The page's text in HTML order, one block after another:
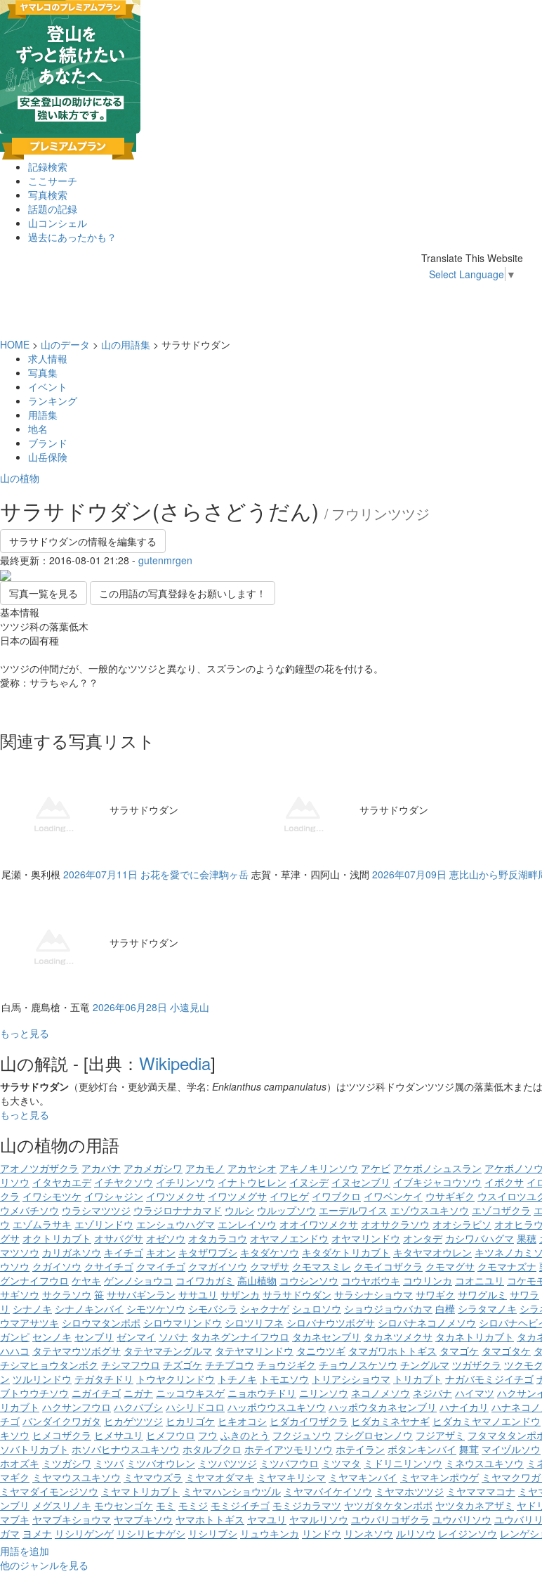
記録検索
ここサーチ
写真検索
話題の記録
山コンシェル
過去にあったかも？
Translate This Website
Select Language ▼
HOME > 山のデータ > 山の用語集 > サラサドウダン
求人情報
写真集
イベント
ランキング
用語集
地名
ブランド
山岳保険
山の植物
サラサドウダン(さらさどうだん) / フウリンツツジ
サラサドウダンの情報を編集する
最終更新：2016-08-01 21:28 - gutenmrgen
写真一覧を見る
この用語の写真登録をお願いします！
基本情報
ツツジ科の落葉低木
日本の固有種
ツツジの仲間だが、一般的なツツジと異なり、スズランのような釣鐘型の花を付ける。
愛称：サラちゃん？？
関連する写真リスト
サラサドウダン
尾瀬・奥利根 2026年07月11日 お花を愛でに会津駒ヶ岳
サラサドウダン
志賀・草津・四阿山・浅間 2026年07月09日 恵比山から野反湖畔
サラサドウダン
白馬・鹿島槍・五竜 2026年06月28日 小遠見山
もっと見る
山の解説 - [出典： Wikipedia]
サラサドウダン （更紗灯台・更紗満天星、学名: Enkianthus campanulatus）はツツジ科ドウダンツツジ属の落葉低木また
も大きい。
もっと見る
山の植物の用語
アオノツガザクラ アカバナ アカメガシワ アカモノ アカヤシオ アキノキリンソウ アケビ アケボノシュスラン アケボノソウ
リソウ イタヤカエデ イチヤクソウ イチリンソウ イナトウヒレン イヌシデ イヌセンブリ イブキジャコウソウ イボクサ イ
クラ イワシモツケ イワシャジン イワツメクサ イワツメグサ イワヒゲ イワブクロ イワベンケイ ウサギギク ウスイロツユ
ウメバチソウ ウラシマツツジ ウラジロナナカマド ウルシ ウルップソウ エーデルワイス エゾウスユキソウ エゾコザクラ
ウ エゾムラサキ エゾリンドウ エンシュウハグマ エンレイソウ オオイワツメクサ オオサクラソウ オオシラビソ オオヒラ
グサ オクトリカブト オサバグサ オゼソウ オタカラコウ オヤマノエンドウ オヤマリンドウ オンタデ カシワバハグマ 果穂
マツソウ カリガネソウ キイチゴ キオン キタザワブシ キタダケソウ キタダケトリカブト キタヤマオウレン キツネノカミ
ウソウ クガイソウ クサイチゴ クマイチゴ クマガイソウ クマザサ クモマスミレ クモイコザクラ クモマグサ クモマナズナ
グンナイフウロ ケヤキ ゲンノショウコ コイワカガミ 高山植物 コウシンソウ コウヤボウキ コウリンカ コオニユリ コケモ
サギソウ サクラソウ 笹 ササバギンラン ササユリ サザンカ サラサドウダン サラシナショウマ サワギク サワグルミ サワラ
リ シナノキ シナノキンバイ シモツケソウ シモバシラ シャクナゲ シュロソウ ショウジョウバカマ 白樺 シラタマノキ シラ
ウマアサツキ シロウマタンポポ シロウマリンドウ シロツリフネ シロバナウツボグサ シロバナネコノメソウ シロバナヘビ
ガンピ センノキ センブリ ゼンマイ ソバナ タカネグンナイフウロ タカネセンブリ タカネツメクサ タカネトリカブト タカ
ハハコ タテヤマウツボグサ タテヤマチングルマ タテヤマリンドウ タニウツギ タマガワホトトギス タマゴケ タマゴタケ
チシマヒョウタンボク チシマフウロ チズゴケ チチブコウ チョウジギク チョウノスケソウ チングルマ ツガザクラ ツクモ
ン ツルリンドウ テガタチドリ トウヤクリンドウ トチノキ トモエソウ トリアシショウマ トリカブト ナガバモミジイチゴ
ブトウウチソウ ニガイチゴ ニガナ ニッコウキスゲ ニョホウチドリ ニリンソウ ネコノメソウ ネジバナ ハイマツ ハクサン
リカブト ハクサンフウロ ハクバブシ ハシリドコロ ハッポウウスユキソウ ハッポウタカネセンブリ ハナイカリ ハナネコノ
チゴ バンダイクワガタ ヒカゲツツジ ヒカリゴケ ヒキオコシ ヒダカイワザクラ ヒダカミネヤナギ ヒダカミヤマノエンドウ
キソウ ヒメコザクラ ヒメサユリ ヒメフウロ フウ ふきのとう フクジュソウ フシグロセンノウ フジアザミ フタマタタンポ
ソバトリカブト ホソバヒナウスユキソウ ホタルブクロ ホテイアツモリソウ ホテイラン ボタンキンバイ 舞茸 マイヅルソウ
ホオズキ ミツガシワ ミツバ ミツバオウレン ミツバツツジ ミツバフウロ ミツマタ ミドリニリンソウ ミネウスユキソウ ミ
マギク ミヤマウスユキソウ ミヤマウズラ ミヤマオダマキ ミヤマキリシマ ミヤマキンバイ ミヤマキンポウゲ ミヤマクワ
ミヤマダイモンジソウ ミヤマトリカブト ミヤマハンショウヅル ミヤマバイケイソウ ミヤマホツツジ ミヤマママコナ ミ
ンブリ メグスリノキ モウセンゴケ モミ モミジ モミジイチゴ モミジカラマツ ヤツガタケタンポポ ヤツタカネアザミ ヤド
マブキ ヤマブキショウマ ヤマブキソウ ヤマホトトギス ヤマユリ ヤマルリソウ ユウバリコザクラ ユウバリソウ ユウバリ
ガマ ヨメナ リシリゲンゲ リシリヒナゲシ リシリブシ リュウキンカ リンドウ リンネソウ ルリソウ レイジンソウ レンゲ
用語を追加
他のジャンルを見る